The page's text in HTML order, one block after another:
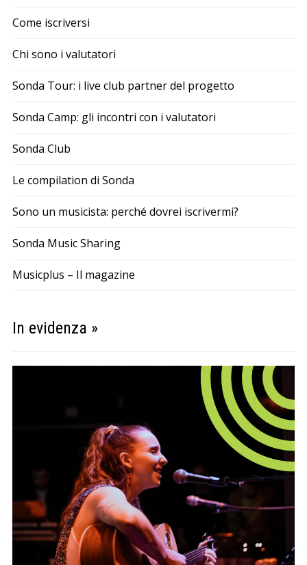
Come iscriversi
Chi sono i valutatori
Sonda Tour: i live club partner del progetto
Sonda Camp: gli incontri con i valutatori
Sonda Club
Le compilation di Sonda
Sono un musicista: perché dovrei iscrivermi?
Sonda Music Sharing
Musicplus – Il magazine
In evidenza »